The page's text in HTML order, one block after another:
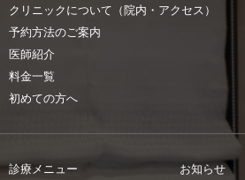
クリニックについて（院内・アクセス）
予約方法のご案内
医師紹介
料金一覧
初めての方へ
診療メニュー
お知らせ